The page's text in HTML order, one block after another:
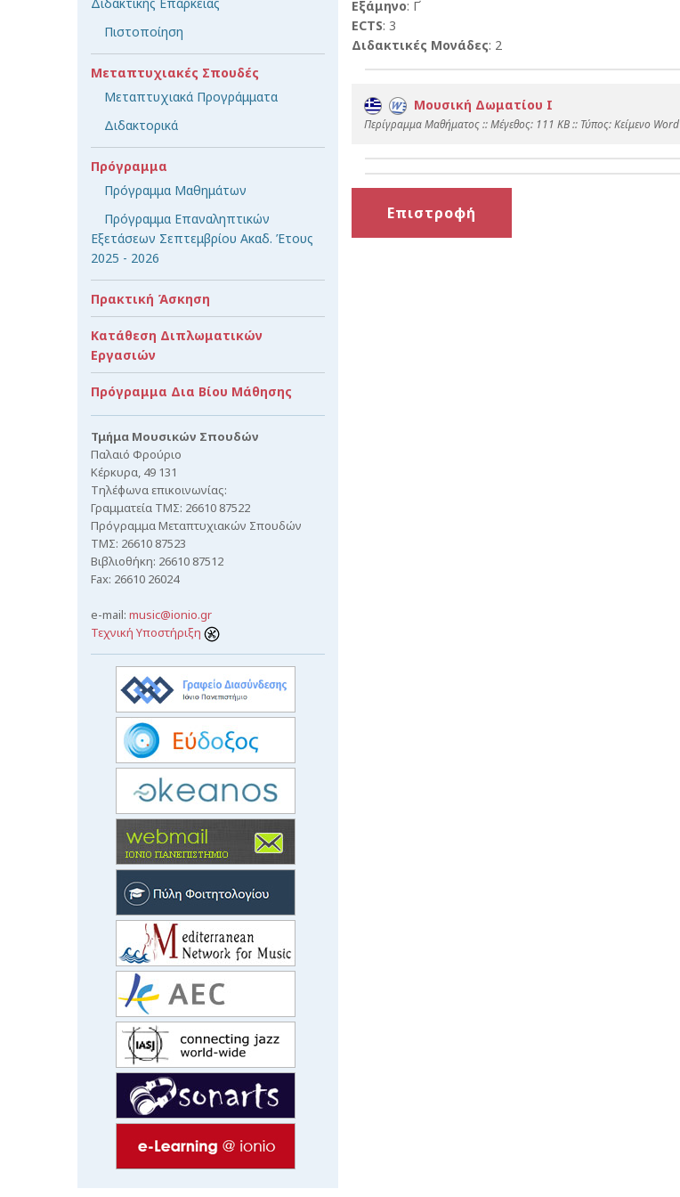
Εξάμηνο: Γ΄
ECTS: 3
Διδακτικές Μονάδες: 2
Μουσική Δωματίου I
Περίγραμμα Μαθήματος :: Mέγεθος: 111 KB :: Τύπος: Kείμενο Word
Επιστροφή
Πιστοποίηση
Μεταπτυχιακές Σπουδές
Μεταπτυχιακά Προγράμματα
Διδακτορικά
Πρόγραμμα
Πρόγραμμα Μαθημάτων
Πρόγραμμα Επαναληπτικών
Εξετάσεων Σεπτεμβρίου Ακαδ. Έτους
2025 - 2026
Πρακτική Άσκηση
Κατάθεση Διπλωματικών
Εργασιών
Πρόγραμμα Δια Βίου Μάθησης
Τμήμα Μουσικών Σπουδών
Παλαιό Φρούριο
Κέρκυρα, 49 131
Τηλέφωνα επικοινωνίας:
Γραμματεία ΤΜΣ: 26610 87522
Πρόγραμμα Μεταπτυχιακών Σπουδών
ΤΜΣ: 26610 87523
Βιβλιοθήκη: 26610 87512
Fax: 26610 26024
e-mail: music@ionio.gr
Τεχνική Υποστήριξη